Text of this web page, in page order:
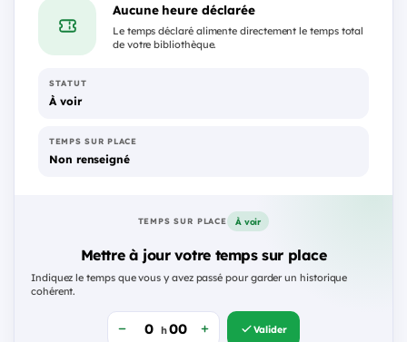
Aucune heure déclarée
Le temps déclaré alimente directement le temps total
de votre bibliothèque.
STATUT
À voir
TEMPS SUR PLACE
Non renseigné
TEMPS SUR PLACE À voir
Mettre à jour votre temps sur place
Indiquez le temps que vous y avez passé pour garder un historique
cohérent.
h Valider